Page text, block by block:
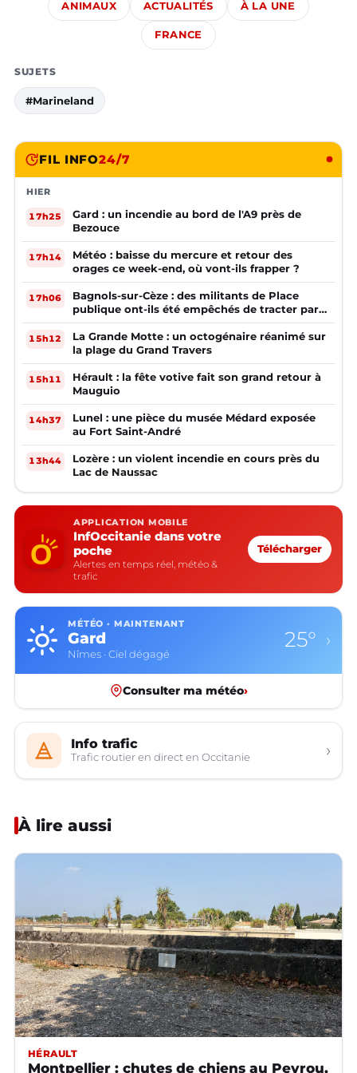
ANIMAUX ACTUALITÉS À LA UNE
FRANCE
SUJETS
#Marineland
FIL INFO24/7
HIER
17h25
Gard : un incendie au bord de l'A9 près de
Bezouce
17h14
Météo : baisse du mercure et retour des
orages ce week-end, où vont-ils frapper ?
17h06
Bagnols-sur-Cèze : des militants de Place
publique ont-ils été empêchés de tracter par
la mairie ?
15h12
La Grande Motte : un octogénaire réanimé sur
la plage du Grand Travers
15h11
Hérault : la fête votive fait son grand retour à
Mauguio
14h37
Lunel : une pièce du musée Médard exposée
au Fort Saint-André
13h44
Lozère : un violent incendie en cours près du
Lac de Naussac
APPLICATION MOBILE
InfOccitanie dans votre
poche
Alertes en temps réel, météo &
trafic
Télécharger
MÉTÉO · MAINTENANT
Gard
Nîmes · Ciel dégagé
25° ›
Consulter ma météo›
Info trafic
Trafic routier en direct en Occitanie ›
À lire aussi
HÉRAULT
Montpellier : chutes de chiens au Peyrou,